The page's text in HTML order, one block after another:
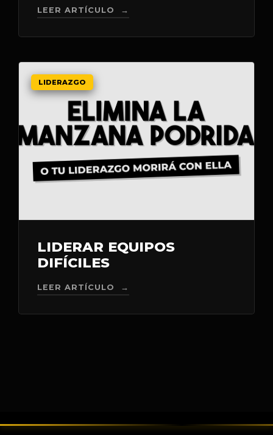
LEER ARTÍCULO →
LIDERAZGO
LIDERAR EQUIPOS
DIFÍCILES
LEER ARTÍCULO →